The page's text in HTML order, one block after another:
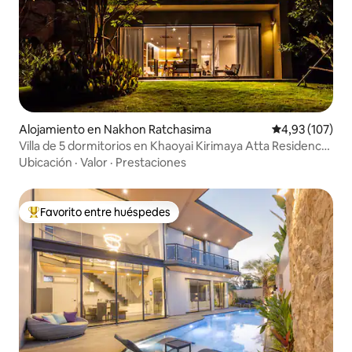
Alojamiento en Nakhon Ratchasima Calificación
4,93 (107)
Villa de 5 dormitorios en Khaoyai Kirimaya Atta Residence
(B04)
Ubicación · Valor · Prestaciones
Favorito entre los huéspedes más destacados
Favorito entre huéspedes